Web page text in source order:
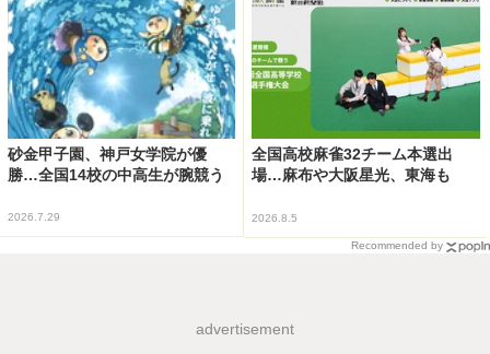
砂金甲子園、神戸女学院が優
勝…全国14校の中高生が腕競う
2026.7.29
全国高校麻雀32チーム本選出
場…麻布や大阪星光、東海も
2026.8.5
Recommended by
advertisement